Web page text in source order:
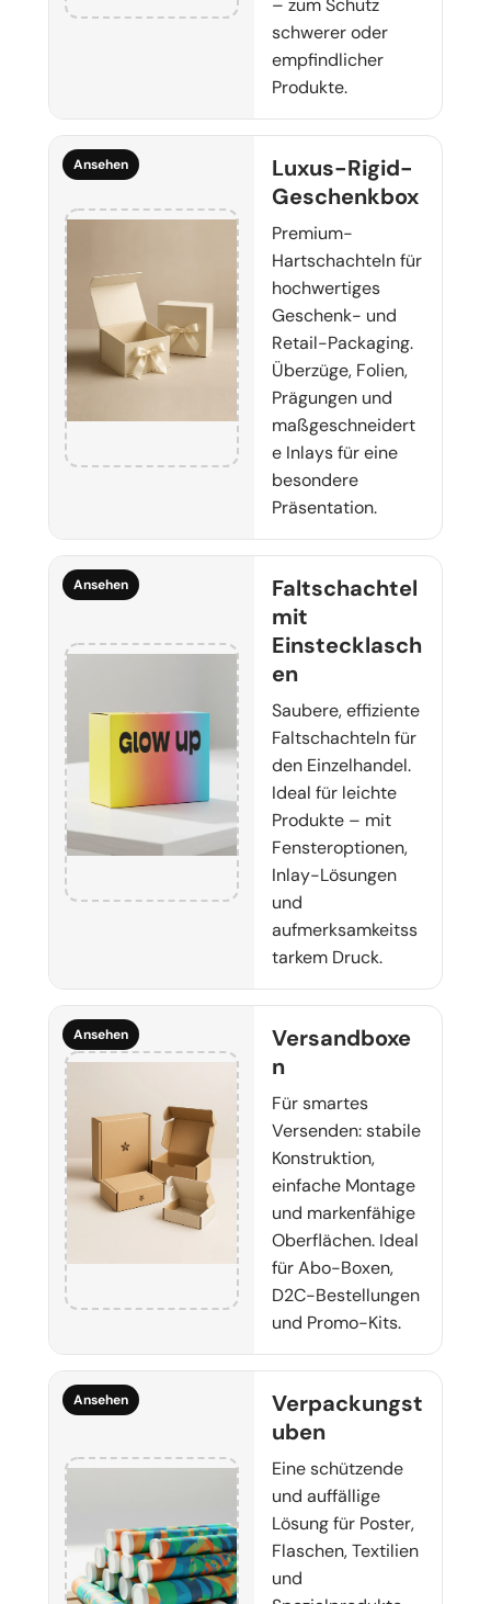
– zum Schutz
schwerer oder
empfindlicher
Produkte.
Ansehen
Luxus-Rigid-
Geschenkbox
Premium-
Hartschachteln für
hochwertiges
Geschenk- und
Retail-Packaging.
Überzüge, Folien,
Prägungen und
maßgeschneidert
e Inlays für eine
besondere
Präsentation.
Ansehen
Faltschachtel
mit
Einstecklasch
en
Saubere, effiziente
Faltschachteln für
den Einzelhandel.
Ideal für leichte
Produkte – mit
Fensteroptionen,
Inlay-Lösungen
und
aufmerksamkeitss
tarkem Druck.
Ansehen
Versandboxe
n
Für smartes
Versenden: stabile
Konstruktion,
einfache Montage
und markenfähige
Oberflächen. Ideal
für Abo-Boxen,
D2C-Bestellungen
und Promo-Kits.
Ansehen
Verpackungst
uben
Eine schützende
und auffällige
Lösung für Poster,
Flaschen, Textilien
und